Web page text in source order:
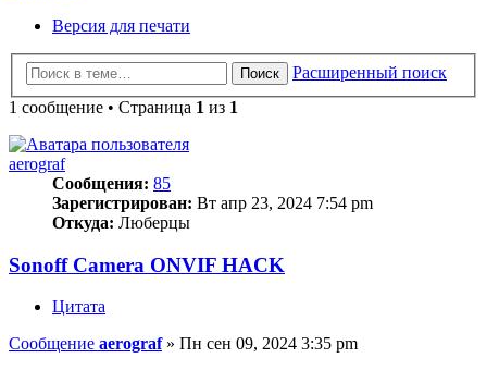
Версия для печати
Поиск
Расширенный поиск
1 сообщение • Страница 1 из 1
aerograf
Сообщения: 85
Зарегистрирован: Вт апр 23, 2024 7:54 pm
Откуда: Люберцы
Sonoff Camera ONVIF HACK
Цитата
Сообщение aerograf» Пн сен 09, 2024 3:35 pm